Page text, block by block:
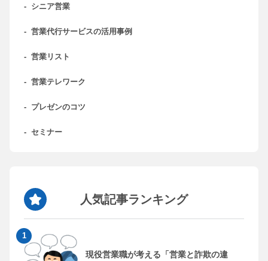
- シニア営業
- 営業代行サービスの活用事例
- 営業リスト
- 営業テレワーク
- プレゼンのコツ
- セミナー
人気記事ランキング
現役営業職が考える「営業と詐欺の違